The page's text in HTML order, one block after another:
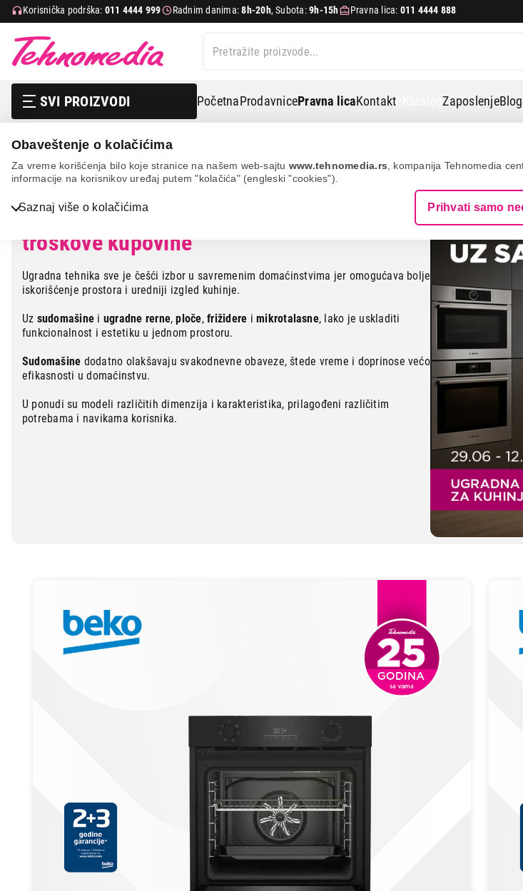
Obaveštenje o kolačićima
Za vreme korišćenja bilo koje stranice na našem web-sajtu www.tehnomedia.rs , kompanija Tehnomedia
informacije na korisnikov uređaj putem "kolačića" (engleski "cookies").
Saznaj više o kolačićima Prihvati samo
Korisnička podrška: 011 4444 999 Radnim danima:8h-20h, Subota:9h-15h Pravna lica: 011 4444 888
SVI PROIZVODI PočetnaProdavnicePravna licaKontakt eKatalogZaposlenjeBlog
TV, audio, video i foto
IT & Gaming
Mali kućni aparati
Mali kuhinjski aparati
Grejanje i hlađenje
Nega tela, lepota i zdravlje
Ugradna tehnika i sudomašine za
Više praktičnosti u kuhinji, uz manje
troškove kupovine
Ugradna tehnika sve je češći izbor u savremenim domaćinstvima jer omogućava bolje
iskorišćenje prostora i uredniji izgled kuhinje.
Uz sudomašine i ugradne rerne,ploče,frižidere imikrotalasne, lako je uskladiti
funkcionalnost i estetiku u jednom prostoru.
Sudomašine dodatno olakšavaju svakodnevne obaveze, štede vreme i doprinose većoj
efikasnosti u domaćinstvu.
U ponudi su modeli različitih dimenzija i karakteristika, prilagođeni različitim
potrebama i navikama korisnika.